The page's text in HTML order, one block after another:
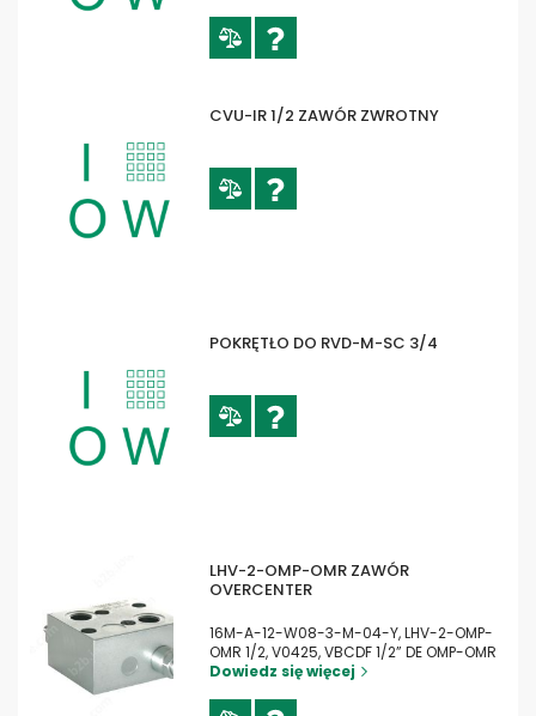
CVU-IR 1/2 ZAWÓR ZWROTNY
POKRĘTŁO DO RVD-M-SC 3/4
LHV-2-OMP-OMR ZAWÓR
OVERCENTER
16M-A-12-W08-3-M-04-Y, LHV-2-OMP-
OMR 1/2, V0425, VBCDF 1/2” DE OMP-OMR
Dowiedz się więcej